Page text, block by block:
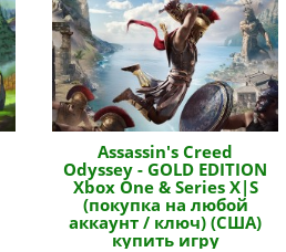
Assassin's Creed
Odyssey - GOLD EDITION
Xbox One & Series X|S
(покупка на любой
аккаунт / ключ) (США)
купить игру